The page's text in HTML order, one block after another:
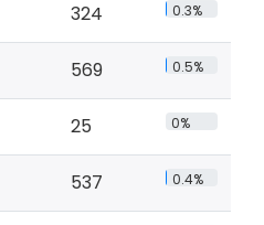
324 0.3%
569 0.5%
25 0%
537 0.4%